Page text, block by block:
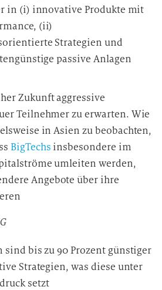
in (i) innovative Produkte mit
(ii)
Strategien und
passive Anlagen
Zukunft aggressive
Teilnehmer zu erwarten. Wie
in Asien zu beobachten,
BigTechs insbesondere im
umleiten werden,
Angebote über ihre
sind bis zu 90 Prozent günstiger
Strategien, was diese unter
setzt